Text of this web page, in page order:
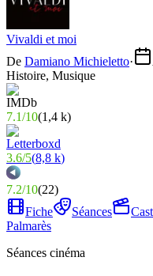
Vivaldi et moi
De Damiano Michieletto·
Histoire, Musique
7.1/10(1,4 k)
3.6/5(8,8 k)
7.2/10(22)
Fiche
Séances
Palmarès
Séances cinéma